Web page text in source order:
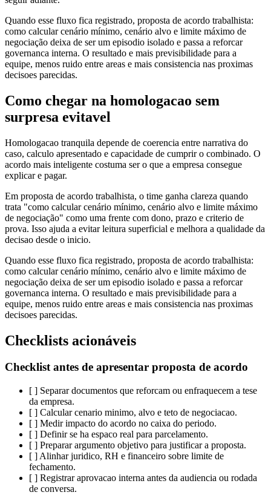
Quando esse fluxo fica registrado, proposta de acordo trabalhista:
como calcular cenário mínimo, cenário alvo e limite máximo de
negociação deixa de ser um episodio isolado e passa a reforcar
governanca interna. O resultado e mais previsibilidade para a
equipe, menos ruido entre areas e mais consistencia nas proximas
decisoes parecidas.
Como chegar na homologacao sem
surpresa evitavel
Homologacao tranquila depende de coerencia entre narrativa do
caso, calculo apresentado e capacidade de cumprir o combinado. O
acordo mais inteligente costuma ser o que a empresa consegue
explicar e pagar.
Em proposta de acordo trabalhista, o time ganha clareza quando
trata "como calcular cenário mínimo, cenário alvo e limite máximo
de negociação" como uma frente com dono, prazo e criterio de
prova. Isso ajuda a evitar leitura superficial e melhora a qualidade da
decisao desde o inicio.
Quando esse fluxo fica registrado, proposta de acordo trabalhista:
como calcular cenário mínimo, cenário alvo e limite máximo de
negociação deixa de ser um episodio isolado e passa a reforcar
governanca interna. O resultado e mais previsibilidade para a
equipe, menos ruido entre areas e mais consistencia nas proximas
decisoes parecidas.
Checklists acionáveis
Checklist antes de apresentar proposta de acordo
[ ] Separar documentos que reforcam ou enfraquecem a tese
da empresa.
[ ] Calcular cenario minimo, alvo e teto de negociacao.
[ ] Medir impacto do acordo no caixa do periodo.
[ ] Definir se ha espaco real para parcelamento.
[ ] Preparar argumento objetivo para justificar a proposta.
[ ] Alinhar juridico, RH e financeiro sobre limite de
fechamento.
[ ] Registrar aprovacao interna antes da audiencia ou rodada
de conversa.